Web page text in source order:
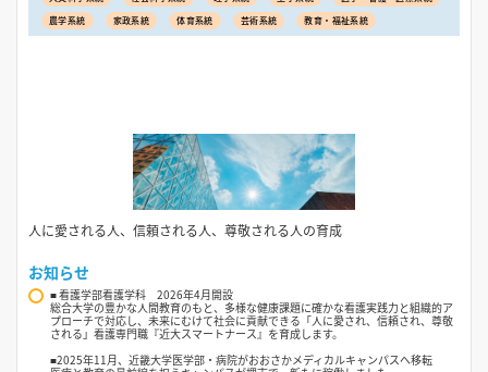
農学系統
家政系統 体育系統 芸術系統 教育・福祉系統
人に愛される人、信頼される人、尊敬される人の育成
お知らせ
■ 看護学部看護学科 2026年4月開設
総合大学の豊かな人間教育のもと、多様な健康課題に確かな看護実践力と組織的ア
プローチで対応し、未来にむけて社会に貢献できる「人に愛され、信頼され、尊敬
される」看護専門職『近大スマートナース』を育成します。
■2025年11月、近畿大学医学部・病院がおおさかメディカルキャンパスへ移転